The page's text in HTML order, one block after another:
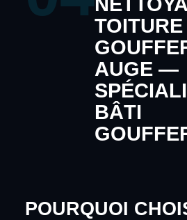
AUGE —
BÂTI
POURQUOI